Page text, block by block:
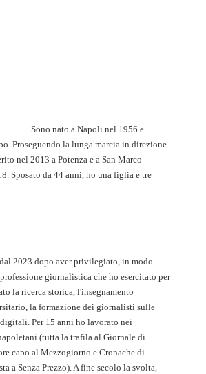
Sono nato a Napoli nel 1956 e
Proseguendo la lunga marcia in direzione
nel 2013 a Potenza e a San Marco
Sposato da 44 anni, ho una figlia e tre
2023 dopo aver privilegiato, in modo
giornalistica che ho esercitato per
la ricerca storica, l'insegnamento
la formazione dei giornalisti sulle
Per 15 anni ho lavorato nei
(tutta la trafila al Giornale di
capo al Mezzogiorno e Cronache di
a Senza Prezzo). A fine secolo la svolta,